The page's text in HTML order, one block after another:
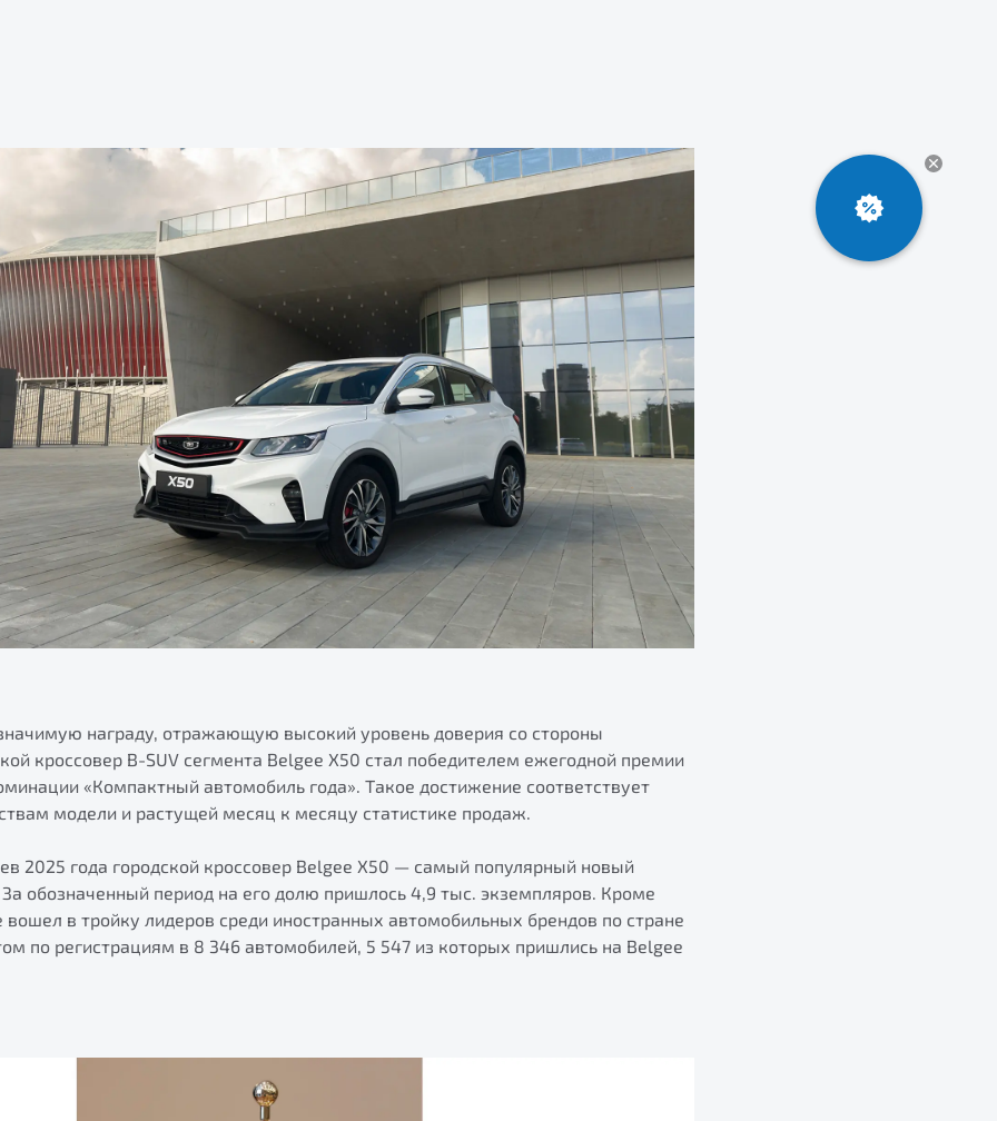
награду, отражающую высокий уровень доверия со стороны
кроссовер B-SUV сегмента Belgee Х50 стал победителем ежегодной премии
«Компактный автомобиль года». Такое достижение соответствует
модели и растущей месяц к месяцу статистике продаж.
2025 года городской кроссовер Belgee X50 — самый популярный новый
обозначенный период на его долю пришлось 4,9 тыс. экземпляров. Кроме
вошел в тройку лидеров среди иностранных автомобильных брендов по стране
по регистрациям в 8 346 автомобилей, 5 547 из которых пришлись на Belgee